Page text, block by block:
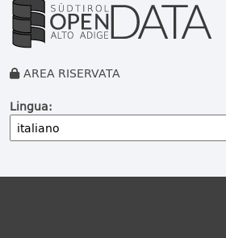
AREA RISERVATA
Lingua